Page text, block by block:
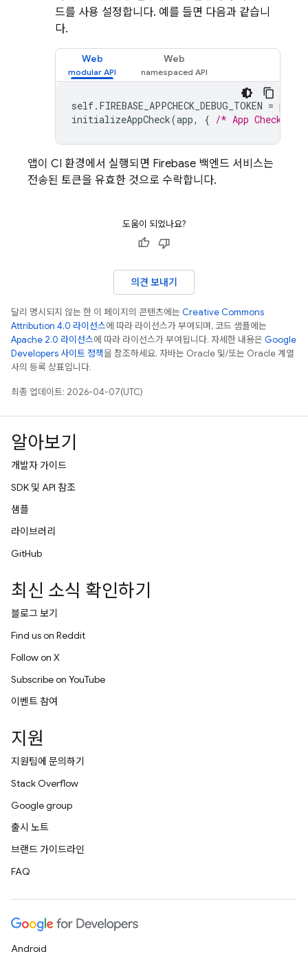
드를 사용 설정합니다. 예를 들면 다음과 같습니
다.
Web Web
self. FIREBASE_APPCHECK_DEBUG_TOKEN =
initializeAppCheck(app, { /* App Check
앱이 CI 환경에서 실행되면 Firebase 백엔드 서비스는
전송된 토큰을 유효한 것으로 수락합니다.
도움이 되었나요?
의견 보내기
달리 명시되지 않는 한 이 페이지의 콘텐츠에는 Creative Commons
Attribution 4.0 라이선스에 따라 라이선스가 부여되며, 코드 샘플에는
Apache 2.0 라이선스에 따라 라이선스가 부여됩니다. 자세한 내용은 Google
Developers 사이트 정책을 참조하세요. 자바는 Oracle 및/또는 Oracle 계열
사의 등록 상표입니다.
최종 업데이트: 2026-04-07(UTC)
알아보기
개발자 가이드
SDK 및 API 참조
샘플
라이브러리
GitHub
최신 소식 확인하기
블로그 보기
Find us on Reddit
Follow on X
Subscribe on YouTube
이벤트 참여
지원
지원팀에 문의하기
Stack Overflow
Google group
출시 노트
브랜드 가이드라인
FAQ
Android